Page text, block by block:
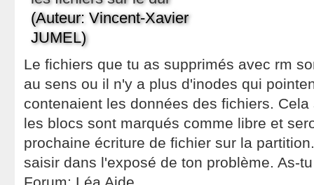
(Auteur: Vincent-Xavier
JUMEL)
Le fichiers que tu as supprimés avec rm
au sens ou il n'y a plus d'inodes qui
contenaient les données des fichiers.
les blocs sont marqués comme libre et
prochaine écriture de fichier sur la
saisir dans l'exposé de ton problème. As-